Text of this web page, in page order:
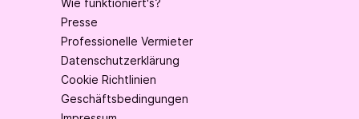
Wie funktioniert's?
Presse
Professionelle Vermieter
Datenschutzerklärung
Cookie Richtlinien
Geschäftsbedingungen